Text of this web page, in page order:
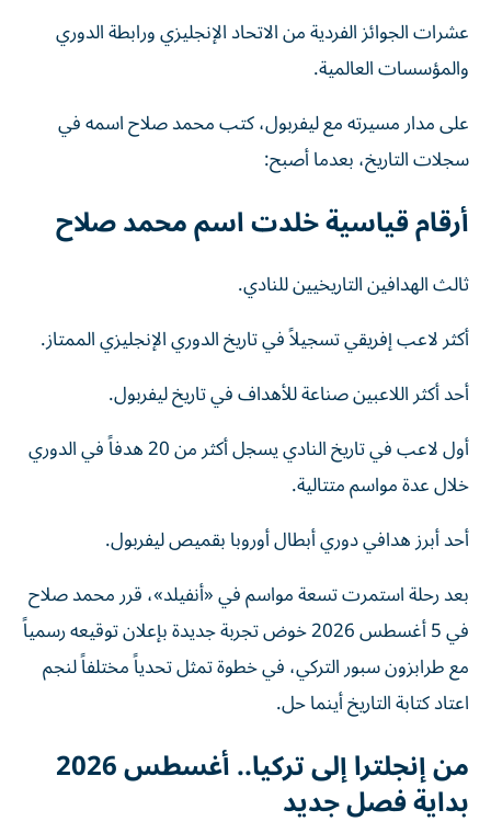
عشرات الجوائز الفردية من الاتحاد الإنجليزي ورابطة الدوري
والمؤسسات العالمية.
على مدار مسيرته مع ليفربول، كتب محمد صلاح اسمه في
سجلات التاريخ، بعدما أصبح:
أرقام قياسية خلدت اسم محمد صلاح
ثالث الهدافين التاريخيين للنادي.
أكثر لاعب إفريقي تسجيلاً في تاريخ الدوري الإنجليزي الممتاز.
أحد أكثر اللاعبين صناعة للأهداف في تاريخ ليفربول.
أول لاعب في تاريخ النادي يسجل أكثر من 20 هدفاً في الدوري
خلال عدة مواسم متتالية.
أحد أبرز هدافي دوري أبطال أوروبا بقميص ليفربول.
بعد رحلة استمرت تسعة مواسم في «أنفيلد»، قرر محمد صلاح
في 5 أغسطس 2026 خوض تجربة جديدة بإعلان توقيعه رسمياً
مع طرابزون سبور التركي، في خطوة تمثل تحدياً مختلفاً لنجم
اعتاد كتابة التاريخ أينما حل.
من إنجلترا إلى تركيا.. أغسطس 2026
بداية فصل جديد